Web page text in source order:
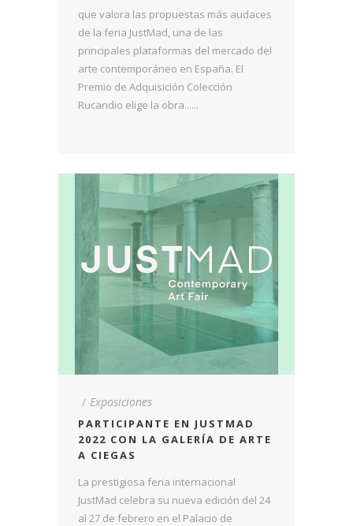
que valora las propuestas más audaces
de la feria JustMad, una de las
principales plataformas del mercado del
arte contemporáneo en España. El
Premio de Adquisición Colección
Rucandio elige la obra......
Exposiciones
PARTICIPANTE EN JUSTMAD
2022 CON LA GALERÍA DE ARTE
A CIEGAS
La prestigiosa feria internacional
JustMad celebra su nueva edición del 24
al 27 de febrero en el Palacio de